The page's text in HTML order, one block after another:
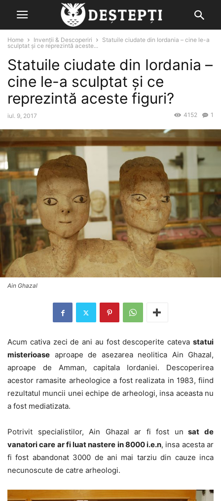
Home Invenții & Descoperiri
Statuile ciudate din Iordania – cine le-a
sculptat şi ce reprezintă aceste...
Statuile ciudate din Iordania –
cine le-a sculptat şi ce
reprezintă aceste figuri?
iul. 9, 2017 1
4152
Ain Ghazal
Acum cativa zeci de ani au fost descoperite cateva statui
misterioase aproape de asezarea neolitica Ain Ghazal,
aproape de Amman, capitala Iordaniei. Descoperirea
acestor ramasite arheologice a fost realizata in 1983, fiind
rezultatul muncii unei echipe de arheologi, insa aceasta nu
a fost mediatizata.
Potrivit specialistilor, Ain Ghazal ar fi fost un sat de
vanatori care ar fi luat nastere in 8000 i.e.n, insa acesta ar
fi fost abandonat 3000 de ani mai tarziu din cauze inca
necunoscute de catre arheologi.